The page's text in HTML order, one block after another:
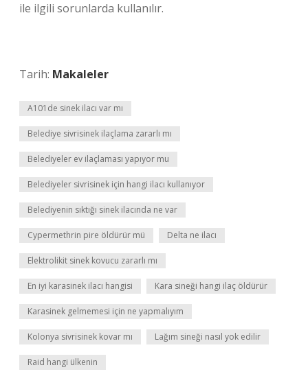
ile ilgili sorunlarda kullanılır.
Tarih: Makaleler
A101de sinek ilacı var mı
Belediye sivrisinek ilaçlama zararlı mı
Belediyeler ev ilaçlaması yapıyor mu
Belediyeler sivrisinek için hangi ilacı kullanıyor
Belediyenin sıktığı sinek ilacında ne var
Cypermethrin pire öldürür mü Delta ne ilacı
Elektrolikit sinek kovucu zararlı mı
En iyi karasinek ilacı hangisi Kara sineği hangi ilaç öldürür
Karasinek gelmemesi için ne yapmalıyım
Kolonya sivrisinek kovar mı Lağım sineği nasıl yok edilir
Raid hangi ülkenin